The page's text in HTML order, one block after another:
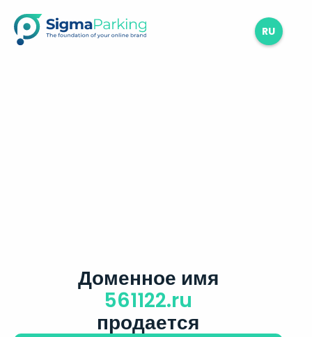
RU
Доменное имя
561122.ru
продается